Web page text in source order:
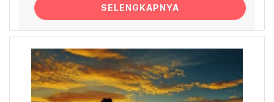
SELENGKAPNYA